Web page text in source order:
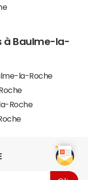
à Baulme-la-
la-Roche
Roche